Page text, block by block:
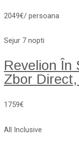
2049€/ persoana
Sejur 7 nopti
Revelion În
Zbor
1759€
All Inclusive